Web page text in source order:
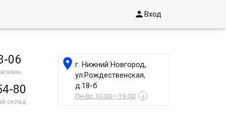
Вход
06
80
склад
г. Нижний Новгород,
ул.Рождественская,
д.18-б
Пн-Вс 10:00—19:00 i